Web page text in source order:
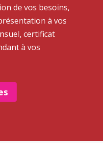
de vos besoins,
à vos
certificat
à vos